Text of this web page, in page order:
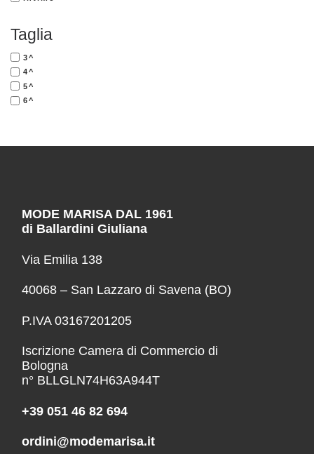
Taglia
3^
4^
5^
6^
MODE MARISA DAL 1961
di Ballardini Giuliana
Via Emilia 138
40068 – San Lazzaro di Savena (BO)
P.IVA 03167201205
Iscrizione Camera di Commercio di
Bologna
n° BLLGLN74H63A944T
+39 051 46 82 694
ordini@modemarisa.it